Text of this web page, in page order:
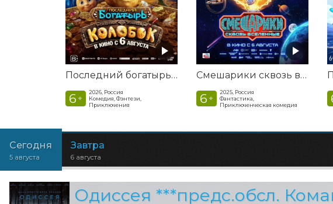
Последний богатырь. Колобок
6 +
2026, Россия
Комедия, Фэнтези,
Приключения
Смешарики сквозь вселенные
6 +
2025, Россия
Фантастика,
Приключенческая комедия
Сегодня
5 августа
Завтра
6 августа
Одиссея ***предс.обсл.